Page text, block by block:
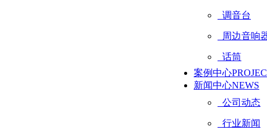
调音台
周边音响
话筒
案例中心
新闻中心NEWS
公司动态
行业新闻